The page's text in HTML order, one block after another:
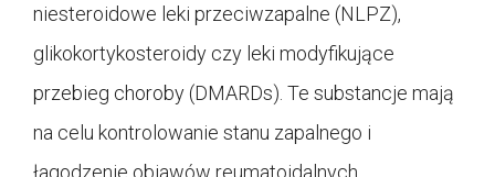
niesteroidowe leki przeciwzapalne (NLPZ),
glikokortykosteroidy czy leki modyfikujące
przebieg choroby (DMARDs). Te substancje mają
na celu kontrolowanie stanu zapalnego i
łagodzenie objawów reumatoidalnych